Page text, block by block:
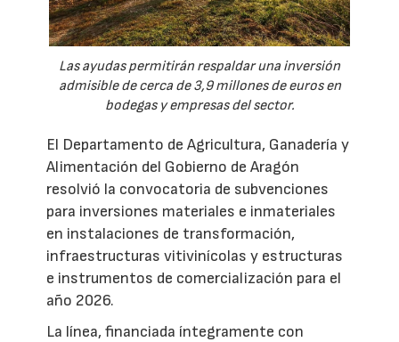
Las ayudas permitirán respaldar una inversión
admisible de cerca de 3,9 millones de euros en
bodegas y empresas del sector.
El Departamento de Agricultura, Ganadería y
Alimentación del Gobierno de Aragón
resolvió la convocatoria de subvenciones
para inversiones materiales e inmateriales
en instalaciones de transformación,
infraestructuras vitivinícolas y estructuras
e instrumentos de comercialización para el
año 2026.
La línea, financiada íntegramente con